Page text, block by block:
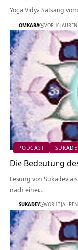
Yoga Vidya Satsang
OMKARA VOR 10 JAHREN
PODCAST
Die Bedeutung
Lesung von Sukadev
nach einer…
SUKADEV VOR 17 JAHREN